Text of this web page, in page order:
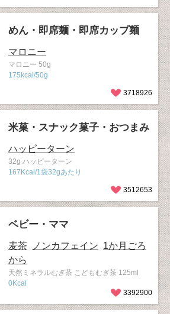
めん・即席麺・即席カップ麺
マロニー
マロニー 50g
175kcal/50g
3718926
米菓・スナック菓子・おつまみ
ハッピーターン
32g ハッピーターン
167Kcal/1袋32gあたり
3512653
ベビー・ママ
麦茶 ノンカフェイン 1か月ごろ
から
天然ミネラルむぎ茶 こどもむぎ茶 125ml
0Kcal
3392900